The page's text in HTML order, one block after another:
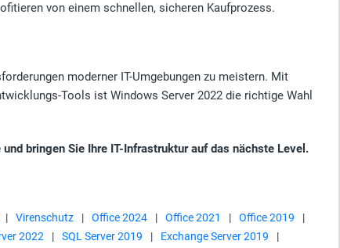
von einem schnellen, sicheren Kaufprozess.
moderner IT-Umgebungen zu meistern. Mit
Tools ist Windows Server 2022 die richtige Wahl
bringen Sie Ihre IT-Infrastruktur auf das nächste Level.
| Virenschutz | Office 2024 | Office 2021 | Office 2019
|
2022 | SQL Server 2019 | Exchange Server 2019
|